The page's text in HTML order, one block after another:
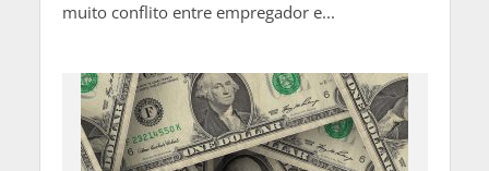
muito conflito entre empregador e...